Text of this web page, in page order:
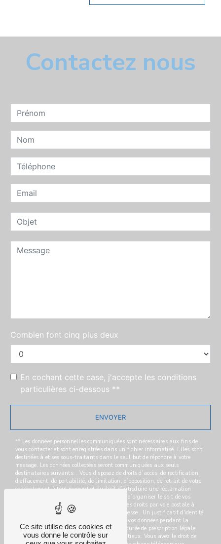
Contactez nous
Combien font cinq plus deux
En cochant cette case, j'accepte les conditions
particulières ci-dessous **
ENVOYER
** Les données personnelles communiquées sont nécessaires aux fins de
vous contacter et sont enregistrées dans un fichier informatisé. Elles sont
destinées à et ses sous-traitants dans le seul but de répondre à votre
message. Les données collectées seront communiquées aux seuls
destinataires suivants: . Vous disposez de droits d’accès, de rectification,
d’effacement, de portabilité, de limitation, d’opposition, de retrait de votre
consentement à tout moment et du droit d’introduire une réclamation
auprès d’une autorité de contrôle, ainsi que d’organiser le sort de vos
données post-mortem. Vous pouvez exercer ces droits par voie postale à
l'adresse ou par courrier électronique à l'adresse . Un justificatif d'identité
pourra vous être demandé. Nous conservons vos données pendant la
période de prise de contact puis pendant la durée de prescription légale
aux fins probatoires et de gestion des contentieux. Vous avez le droit de
Ce site utilise des cookies et
vous donne le contrôle sur